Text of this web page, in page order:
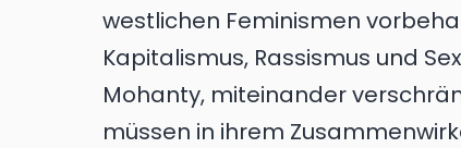
westlichen Feminismen
Kapitalismus, Rassismus und
Mohanty, miteinander
müssen in ihrem